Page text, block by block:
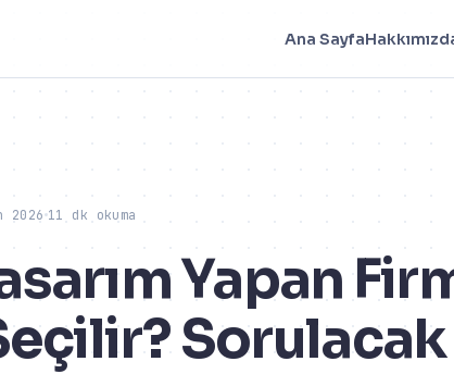
Ana Sayfa
2026 11 dk okuma
Yapan